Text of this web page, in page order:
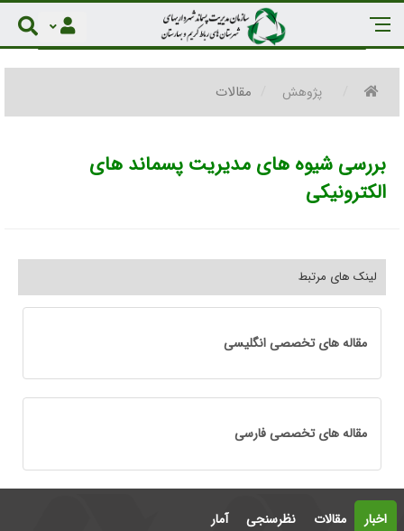
پژوهش مقالات
بررسی شیوه های مدیریت پسماند های
الکترونیکی
لینک های مرتبط
مقاله های تخصصی انگلیسی
مقاله های تخصصی فارسی
اخبار مقالات نظرسنجی آمار